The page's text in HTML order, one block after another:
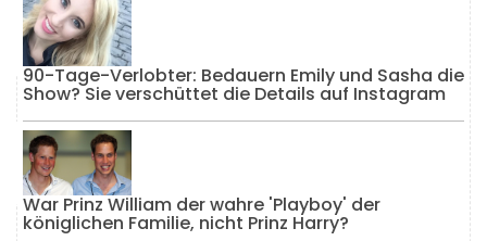
90-Tage-Verlobter: Bedauern Emily und Sasha die
Show? Sie verschüttet die Details auf Instagram
War Prinz William der wahre 'Playboy' der
königlichen Familie, nicht Prinz Harry?